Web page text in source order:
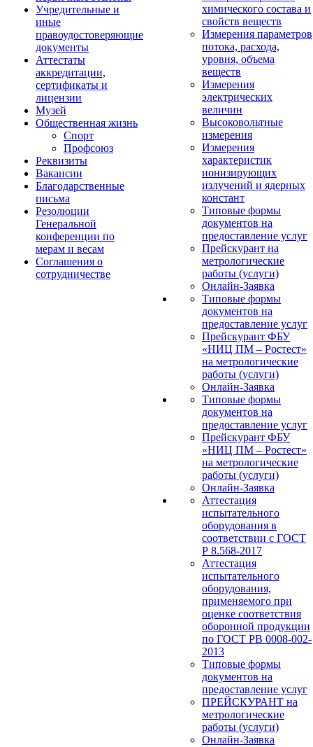
Учредительные и
иные
правоудостоверяющие
документы
Аттестаты
аккредитации,
сертификаты и
лицензии
Музей
Общественная жизнь
Спорт
Профсоюз
Реквизиты
Вакансии
Благодарственные
письма
Резолюции
Генеральной
конференции по
мерам и весам
Соглашения о
сотрудничестве
химического состава и
свойств веществ
Измерения параметров
потока, расхода,
уровня, объема
веществ
Измерения
электрических
величин
Высоковольтные
измерения
Измерения
характеристик
ионизирующих
излучений и ядерных
констант
Типовые формы
документов на
предоставление услуг
Прейскурант на
метрологические
работы (услуги)
Онлайн-Заявка
Типовые формы
документов на
предоставление услуг
Прейскурант ФБУ
«НИЦ ПМ – Ростест»
на метрологические
работы (услуги)
Онлайн-Заявка
Типовые формы
документов на
предоставление услуг
Прейскурант ФБУ
«НИЦ ПМ – Ростест»
на метрологические
работы (услуги)
Онлайн-Заявка
Аттестация
испытательного
оборудования в
соответствии с ГОСТ
Р 8.568-2017
Аттестация
испытательного
оборудования,
применяемого при
оценке соответствия
оборонной продукции
по ГОСТ РВ 0008-002-
2013
Типовые формы
документов на
предоставление услуг
ПРЕЙСКУРАНТ на
метрологические
работы (услуги)
Онлайн-Заявка